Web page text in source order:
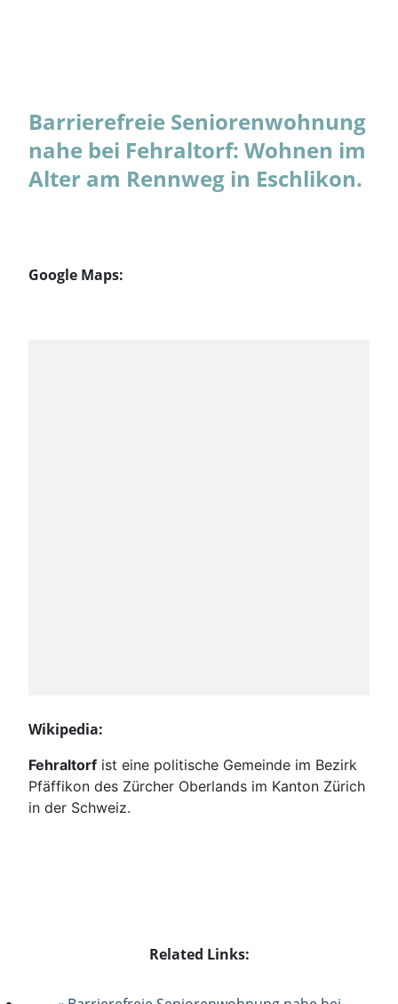
Barrierefreie Seniorenwohnung
nahe bei Fehraltorf: Wohnen im
Alter am Rennweg in Eschlikon.
Google Maps:
Wikipedia:
Fehraltorf ist eine politische Gemeinde im Bezirk
Pfäffikon des Zürcher Oberlands im Kanton Zürich
in der Schweiz.
Related Links: